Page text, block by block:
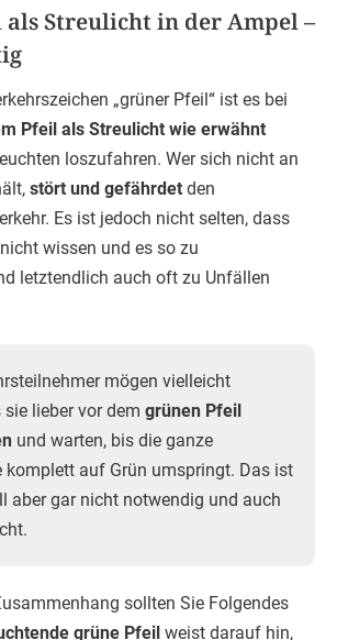
Streulicht in der Ampel –
„grüner Pfeil“ ist es bei
Pfeil als Streulicht wie erwähnt
loszufahren. Wer sich nicht an
stört und gefährdet den
Es ist jedoch nicht selten, dass
wissen und es so zu
letztendlich auch oft zu Unfällen
mögen vielleicht
lieber vor dem grünen Pfeil
und warten, bis die ganze
komplett auf Grün umspringt. Das ist
aber gar nicht notwendig und auch
sollten Sie Folgendes
grüne Pfeil weist darauf hin,